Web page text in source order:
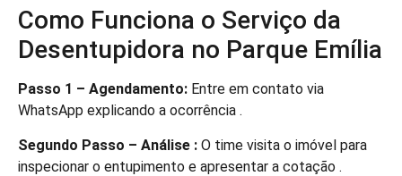
Como Funciona o Serviço da
Desentupidora no Parque Emília
Passo 1 – Agendamento: Entre em contato via
WhatsApp explicando a ocorrência .
Segundo Passo – Análise : O time visita o imóvel para
inspecionar o entupimento e apresentar a cotação .